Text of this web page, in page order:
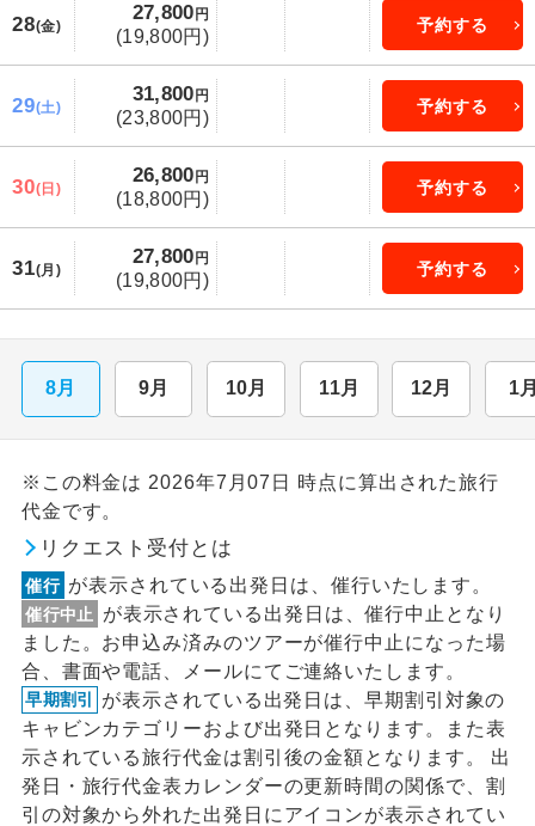
28(金)
27,800 円
(19,800円)
予約する
29(土)
31,800 円
(23,800円)
予約する
30(日)
26,800 円
(18,800円)
予約する
31(月)
27,800 円
(19,800円)
予約する
8月 9月 10月 11月 12月 1
※この料金は 2026年7月07日 時点に算出された旅行
代金です。
リクエスト受付とは
催行 が表示されている出発日は、催行いたします。
催行中止
が表示されている出発日は、催行中止となり
ました。お申込み済みのツアーが催行中止になった場
合、書面や電話、メールにてご連絡いたします。
早期割引
が表示されている出発日は、早期割引対象の
キャビンカテゴリーおよび出発日となります。また表
示されている旅行代金は割引後の金額となります。 出
発日・旅行代金表カレンダーの更新時間の関係で、割
引の対象から外れた出発日にアイコンが表示されてい